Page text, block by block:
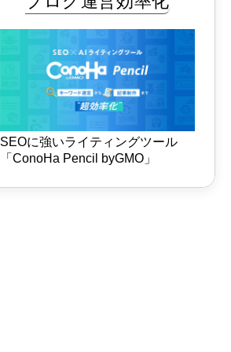
SEOに強いライティングツール
「ConoHa Pencil byGMO」